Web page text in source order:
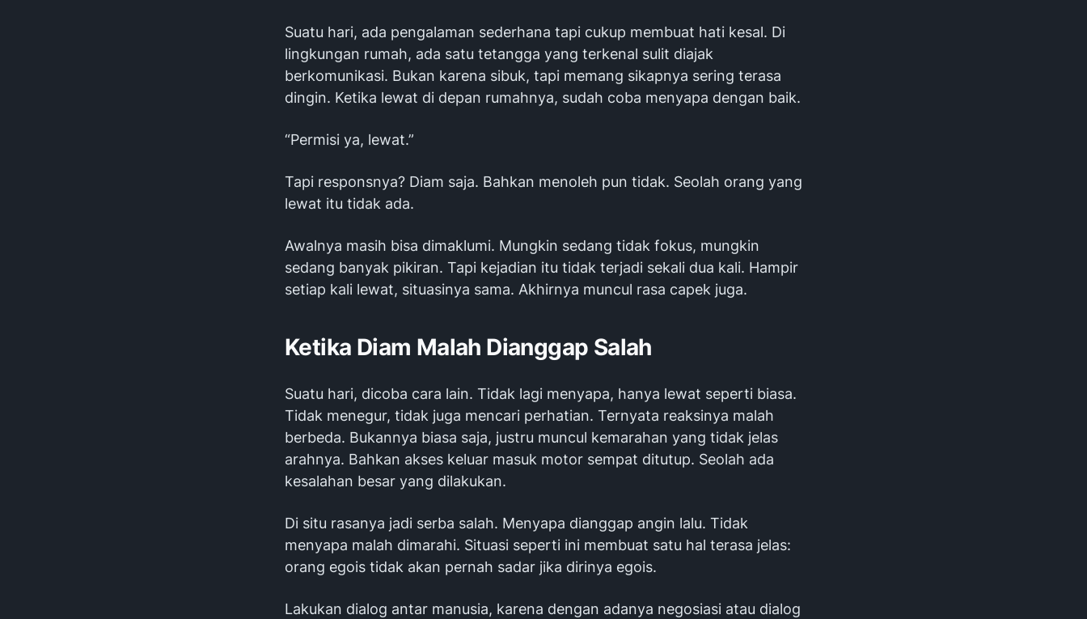
Suatu hari, ada pengalaman sederhana tapi cukup membuat hati kesal. Di
lingkungan rumah, ada satu tetangga yang terkenal sulit diajak
berkomunikasi. Bukan karena sibuk, tapi memang sikapnya sering terasa
dingin. Ketika lewat di depan rumahnya, sudah coba menyapa dengan baik.
“Permisi ya, lewat.”
Tapi responsnya? Diam saja. Bahkan menoleh pun tidak. Seolah orang yang
lewat itu tidak ada.
Awalnya masih bisa dimaklumi. Mungkin sedang tidak fokus, mungkin
sedang banyak pikiran. Tapi kejadian itu tidak terjadi sekali dua kali. Hampir
setiap kali lewat, situasinya sama. Akhirnya muncul rasa capek juga.
Ketika Diam Malah Dianggap Salah
Suatu hari, dicoba cara lain. Tidak lagi menyapa, hanya lewat seperti biasa.
Tidak menegur, tidak juga mencari perhatian. Ternyata reaksinya malah
berbeda. Bukannya biasa saja, justru muncul kemarahan yang tidak jelas
arahnya. Bahkan akses keluar masuk motor sempat ditutup. Seolah ada
kesalahan besar yang dilakukan.
Di situ rasanya jadi serba salah. Menyapa dianggap angin lalu. Tidak
menyapa malah dimarahi. Situasi seperti ini membuat satu hal terasa jelas:
orang egois tidak akan pernah sadar jika dirinya egois.
Lakukan dialog antar manusia, karena dengan adanya negosiasi atau dialog